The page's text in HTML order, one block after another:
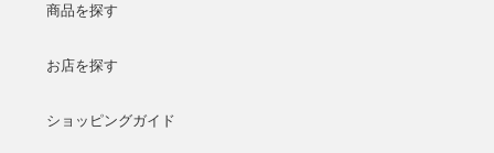
商品を探す
お店を探す
ショッピングガイド